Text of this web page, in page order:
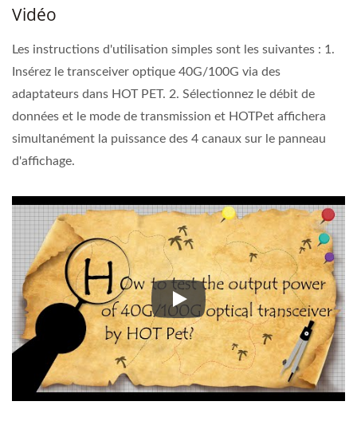
Vidéo
Les instructions d'utilisation simples sont les suivantes : 1.
Insérez le transceiver optique 40G/100G via des
adaptateurs dans HOT PET. 2. Sélectionnez le débit de
données et le mode de transmission et HOTPet affichera
simultanément la puissance des 4 canaux sur le panneau
d'affichage.
Les instructions d'utilisation